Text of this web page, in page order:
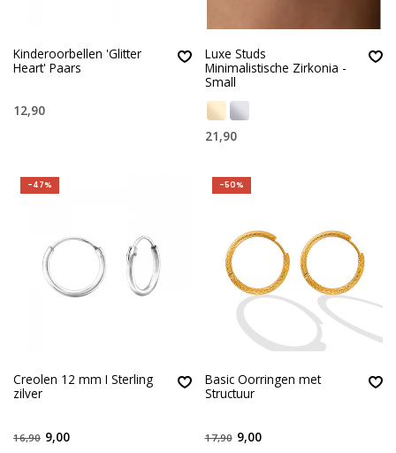
Kinderoorbellen 'Glitter
Heart' Paars
12,90
Luxe Studs
Minimalistische Zirkonia -
Small
21,90
-47%
Creolen 12 mm I Sterling
zilver
16,90 9,00
-50%
Basic Oorringen met
Structuur
17,90 9,00